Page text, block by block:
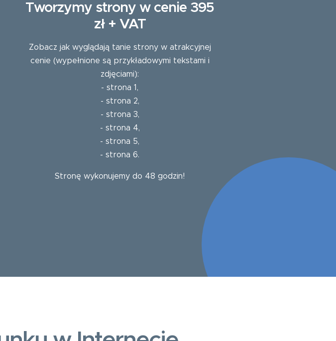
Tworzymy strony w cenie 395
zł + VAT
Zobacz jak wyglądają tanie strony w atrakcyjnej
cenie (wypełnione są przykładowymi tekstami i
zdjęciami):
- strona 1 ,
- strona 2,
- strona 3,
- strona 4,
- strona 5,
- strona 6.
Stronę wykonujemy do 48 godzin!